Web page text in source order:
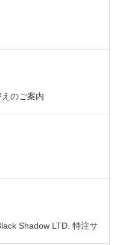
のご案内
Shadow LTD. 特注サ